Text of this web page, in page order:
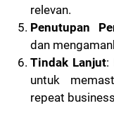
relevan.
Penutupan
dan
Tindak Lanjut:
untuk
repeat